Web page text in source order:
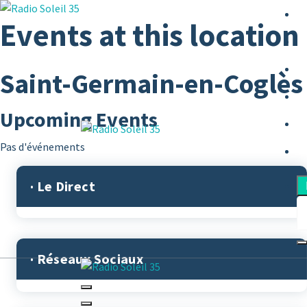
Aller
au
contenu
La Radio Des Marches de Bretagne !
La Radio Des Marches de Bretagne !
Events at this location
Saint-Germain-en-
Upcoming Events
Pas d'événements
· Le Direct
· Réseaux Sociaux